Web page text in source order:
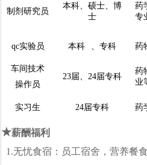
制剂研究员
本科、硕士、博
士
药
专
qc实验员 本科 、专科 药
车间技术
操作员
23届、24届专科
药
业
实习生 24届专科 药
★薪酬福利
1.无忧食宿：员工宿舍，营养餐